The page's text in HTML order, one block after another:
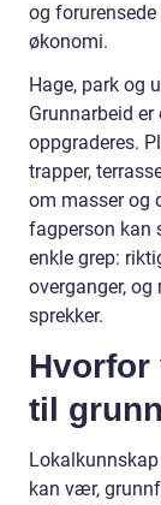
og
økonomi.
Hage, park og
Grunnarbeid
oppgraderes.
trapper,
om masser og
fagperson kan
enkle grep:
overganger,
sprekker.
Hvorfor
til
kan vær,